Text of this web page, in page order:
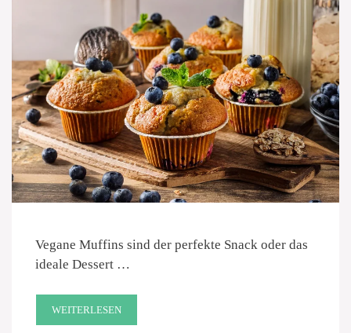
Vegane Muffins sind der perfekte Snack oder das
ideale Dessert …
WEITERLESEN